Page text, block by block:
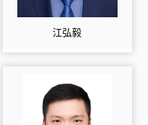
江弘毅